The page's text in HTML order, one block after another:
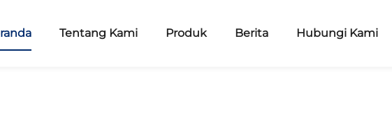
Tentang Kami Produk Berita Hubungi Kami